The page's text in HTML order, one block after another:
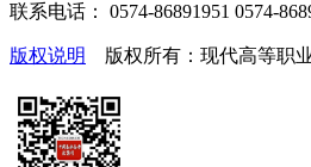
联系电话： 0574-86891951 0574-
版权说明 版权所有：现代高等职业